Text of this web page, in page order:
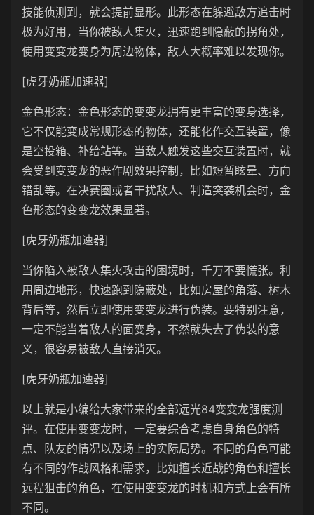
技能侦测到，就会提前显形。此形态在躲避敌方追击时
极为好用，当你被敌人集火，迅速跑到隐蔽的拐角处，
使用变变龙变身为周边物体，敌人大概率难以发现你。
[虎牙奶瓶加速器]
金色形态：金色形态的变变龙拥有更丰富的变身选择，
它不仅能变成常规形态的物体，还能化作交互装置，像
是空投箱、补给站等。当敌人触发这些交互装置时，就
会受到变变龙的恶作剧效果控制，比如短暂眩晕、方向
错乱等。在决赛圈或者干扰敌人、制造突袭机会时，金
色形态的变变龙效果显著。
[虎牙奶瓶加速器]
当你陷入被敌人集火攻击的困境时，千万不要慌张。利
用周边地形，快速跑到隐蔽处，比如房屋的角落、树木
背后等，然后立即使用变变龙进行伪装。要特别注意，
一定不能当着敌人的面变身，不然就失去了伪装的意
义，很容易被敌人直接消灭。
[虎牙奶瓶加速器]
以上就是小编给大家带来的全部远光84变变龙强度测
评。在使用变变龙时，一定要综合考虑自身角色的特
点、队友的情况以及场上的实际局势。不同的角色可能
有不同的作战风格和需求，比如擅长近战的角色和擅长
远程狙击的角色，在使用变变龙的时机和方式上会有所
不同。